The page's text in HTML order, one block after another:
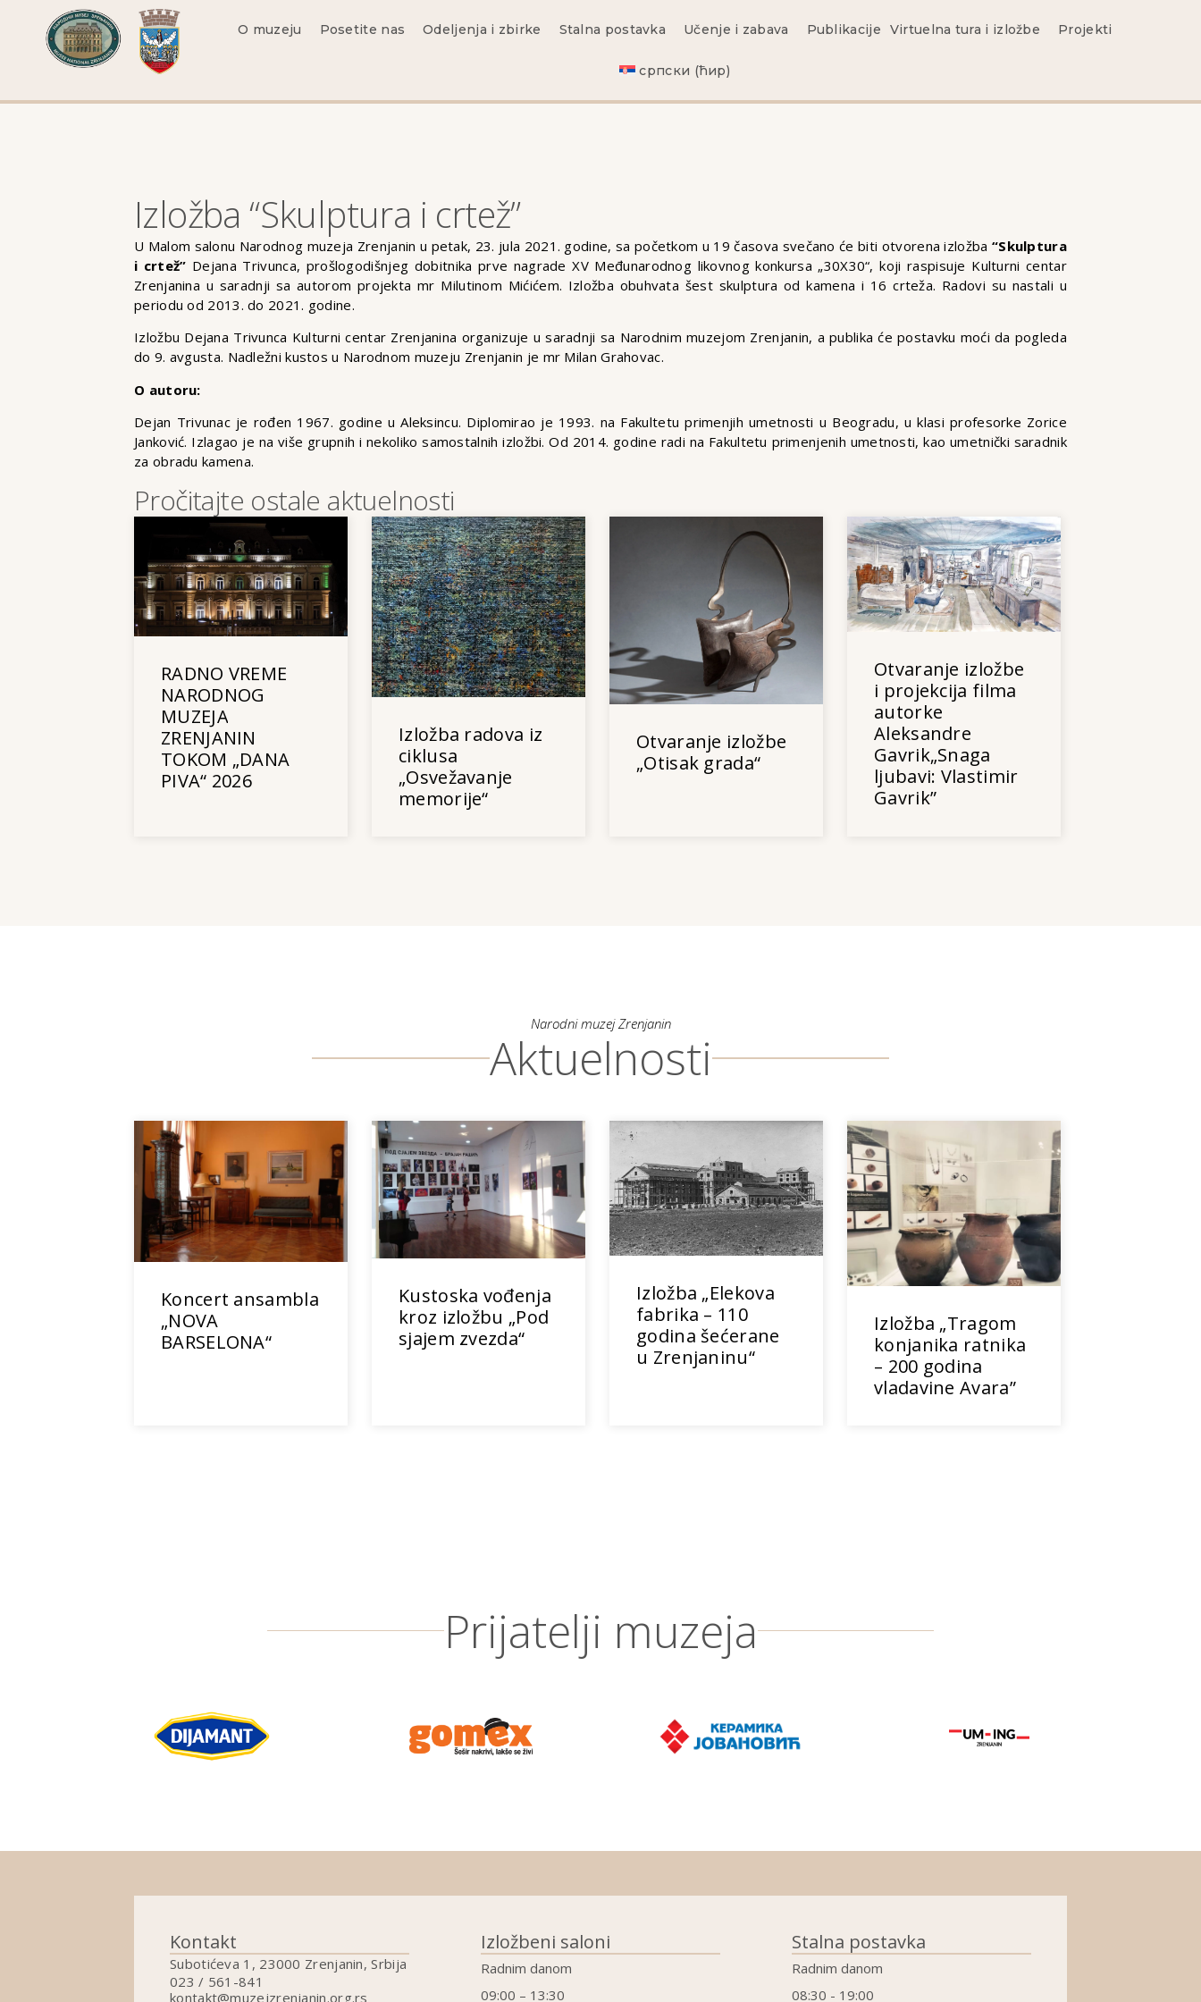
O muzeju Posetite nas Odeljenja i zbirke Stalna postavka Učenje i zabava Publikacije Virtuelna tura i izložbe Projekti
српски (ћир)
Izložba “Skulptura i crtež”
U Malom salonu Narodnog muzeja Zrenjanin u petak, 23. jula 2021. godine, sa početkom u 19 časova svečano će biti otvorena izložba “Skulptura
i crtež” Dejana Trivunca, prošlogodišnjeg dobitnika prve nagrade XV Međunarodnog likovnog konkursa „30X30“, koji raspisuje Kulturni centar
Zrenjanina u saradnji sa autorom projekta mr Milutinom Mićićem. Izložba obuhvata šest skulptura od kamena i 16 crteža. Radovi su nastali u
periodu od 2013. do 2021. godine.
Izložbu Dejana Trivunca Kulturni centar Zrenjanina organizuje u saradnji sa Narodnim muzejom Zrenjanin, a publika će postavku moći da pogleda
do 9. avgusta. Nadležni kustos u Narodnom muzeju Zrenjanin je mr Milan Grahovac.
O autoru:
Dejan Trivunac je rođen 1967. godine u Aleksincu. Diplomirao je 1993. na Fakultetu primenjih umetnosti u Beogradu, u klasi profesorke Zorice
Janković. Izlagao je na više grupnih i nekoliko samostalnih izložbi. Od 2014. godine radi na Fakultetu primenjenih umetnosti, kao umetnički saradnik
za obradu kamena.
Pročitajte ostale aktuelnosti
RADNO VREME
NARODNOG
MUZEJA
ZRENJANIN
TOKOM „DANA
PIVA“ 2026
Izložba radova iz
ciklusa
„Osvežavanje
memorije“
Otvaranje izložbe
„Otisak grada“
Otvaranje izložbe
i projekcija filma
autorke
Aleksandre
Gavrik„Snaga
ljubavi: Vlastimir
Gavrik”
Narodni muzej Zrenjanin
Aktuelnosti
Koncert ansambla
„NOVA
BARSELONA“
Kustoska vođenja
kroz izložbu „Pod
sjajem zvezda“
Izložba „Elekova
fabrika – 110
godina šećerane
u Zrenjaninu“
Izložba „Tragom
konjanika ratnika
– 200 godina
vladavine Avara”
Prijatelji muzeja
Kontakt
Subotićeva 1, 23000 Zrenjanin, Srbija
023 / 561-841
kontakt@muzejzrenjanin.org.rs
Izložbeni saloni
Radnim danom
09:00 – 13:30
Stalna postavka
Radnim danom
08:30 - 19:00